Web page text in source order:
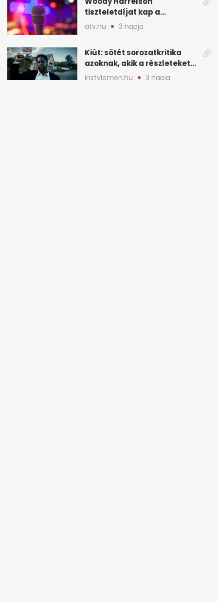
tiszteletdíjat kap a
Szarajevói Filmfesztiválon
atv.hu 3 napja
Kiút: sötét sorozatkritika
azoknak, akik a részleteket
keresik
instylemen.hu 3 napja